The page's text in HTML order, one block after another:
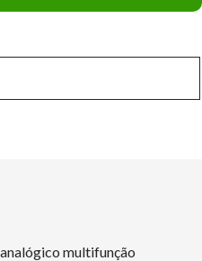
multifunção